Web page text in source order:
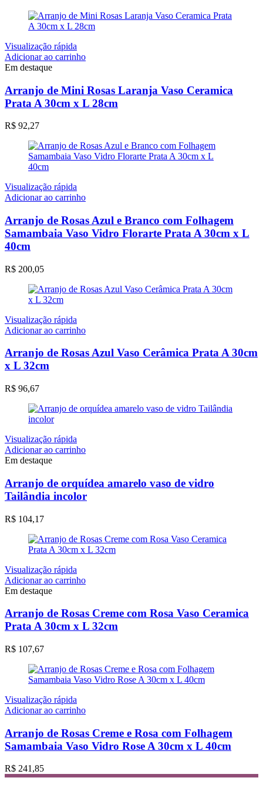
Visualização rápida
Adicionar ao carrinho
Em destaque
Arranjo de Mini Rosas Laranja Vaso Ceramica
Prata A 30cm x L 28cm
R$ 92,27
Visualização rápida
Adicionar ao carrinho
Arranjo de Rosas Azul e Branco com Folhagem
Samambaia Vaso Vidro Florarte Prata A 30cm x L
40cm
R$ 200,05
Visualização rápida
Adicionar ao carrinho
Arranjo de Rosas Azul Vaso Cerâmica Prata A 30cm
x L 32cm
R$ 96,67
Visualização rápida
Adicionar ao carrinho
Em destaque
Arranjo de orquídea amarelo vaso de vidro
Tailândia incolor
R$ 104,17
Visualização rápida
Adicionar ao carrinho
Em destaque
Arranjo de Rosas Creme com Rosa Vaso Ceramica
Prata A 30cm x L 32cm
R$ 107,67
Visualização rápida
Adicionar ao carrinho
Arranjo de Rosas Creme e Rosa com Folhagem
Samambaia Vaso Vidro Rose A 30cm x L 40cm
R$ 241,85